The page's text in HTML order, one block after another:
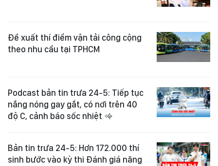
Đề xuất thí điểm vận tải công cộng
theo nhu cầu tại TPHCM
Podcast bản tin trưa 24-5: Tiếp tục
nắng nóng gay gắt, có nơi trên 40
độ C, cảnh báo sốc nhiệt
Bản tin trưa 24-5: Hơn 172.000 thí
sinh bước vào kỳ thi Đánh giá năng